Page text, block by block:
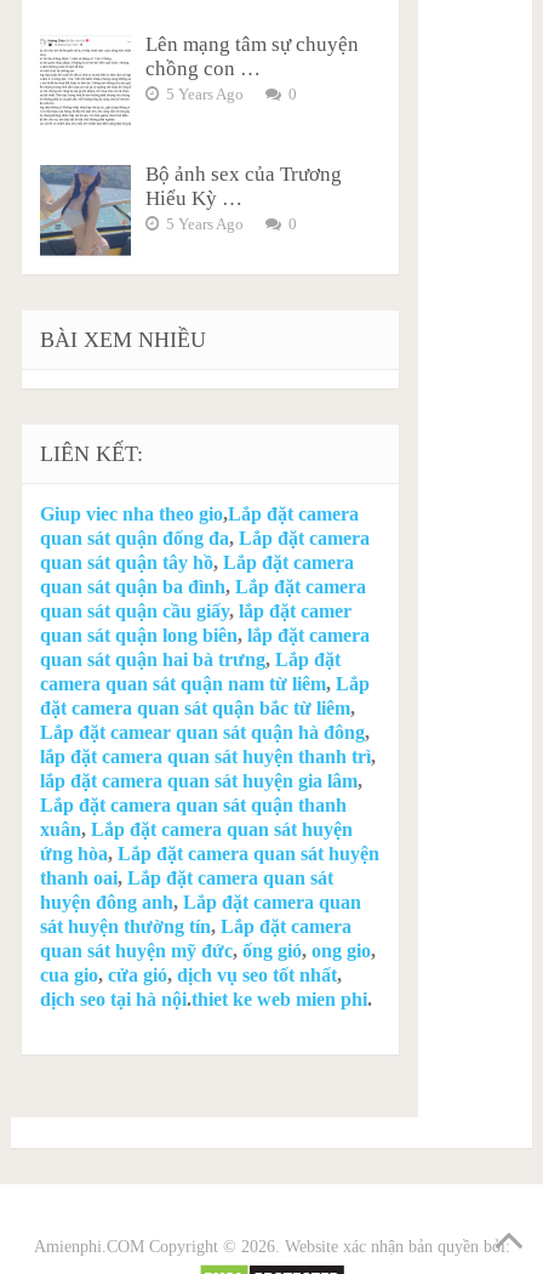
Lên mạng tâm sự chuyện
chồng con …
5 Years Ago 0
Bộ ảnh sex của Trương
Hiểu Kỳ …
5 Years Ago 0
BÀI XEM NHIỀU
LIÊN KẾT:
Giup viec nha theo gio,Lắp đặt camera
quan sát quận đống đa, Lắp đặt camera
quan sát quận tây hồ, Lắp đặt camera
quan sát quận ba đình, Lắp đặt camera
quan sát quận cầu giấy, lắp đặt camer
quan sát quận long biên, lắp đặt camera
quan sát quận hai bà trưng, Lắp đặt
camera quan sát quận nam từ liêm, Lắp
đặt camera quan sát quận bắc từ liêm,
Lắp đặt camear quan sát quận hà đông,
lắp đặt camera quan sát huyện thanh trì,
lắp đặt camera quan sát huyện gia lâm,
Lắp đặt camera quan sát quận thanh
xuân, Lắp đặt camera quan sát huyện
ứng hòa, Lắp đặt camera quan sát huyện
thanh oai, Lắp đặt camera quan sát
huyện đông anh, Lắp đặt camera quan
sát huyện thường tín, Lắp đặt camera
quan sát huyện mỹ đức, ống gió, ong gio,
cua gio, cửa gió, dịch vụ seo tốt nhất,
dịch seo tại hà nội.thiet ke web mien phi.
Amienphi.COMCopyright © 2026. Website xác nhận bản quyền bởi: